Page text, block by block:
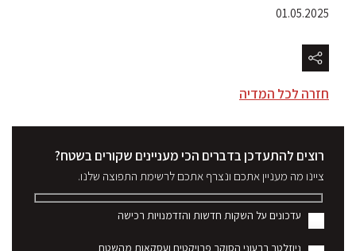
01.05.2025
חזרה לכל המדיה
רוצים להתעדכן בדברים הכי מעניינים שקורים בשטח?
ציינו מה מעניין אתכם ונצרף אתכם לרשימת התפוצה שלנו.
עדכונים על השקות חדשות והזדמנויות רכישה
ניוזלטר רבעוני הסוקר פרויקטים ועסקאות מהשטח